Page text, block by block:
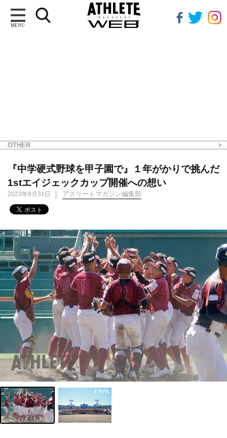
MENU
OTHER
『中学硬式野球を甲子園で』１年がかりで挑んだ
1stエイジェックカップ開催への想い
2023年8月31日 アスリートマガジン編集部